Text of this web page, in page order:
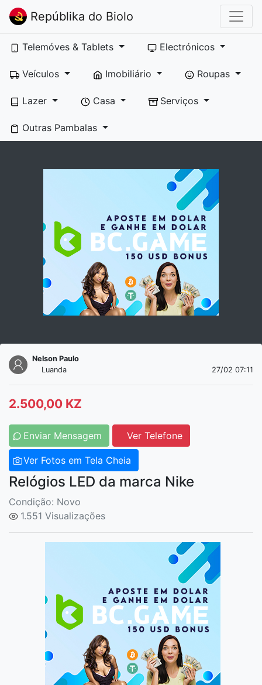
Repúblika do Biolo
Telemóves & Tablets Electrónicos
Veículos Imobiliário Roupas
Lazer Casa Serviços
Outras Pambalas
Nelson Paulo
Luanda
27/02 07:11
2.500,00 KZ
Enviar Mensagem Ver Telefone
Ver Fotos em Tela Cheia
Relógios LED da marca Nike
Condição: Novo
1.551 Visualizações